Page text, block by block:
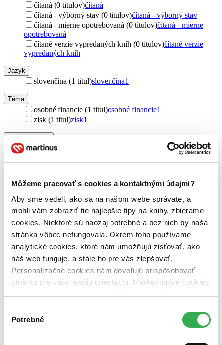
Môžeme pracovať s cookies a kontaktnými údajmi?
Aby sme vedeli, ako sa na našom webe správate, a
mohli vám zobraziť tie najlepšie tipy na knihy, zbierame
cookies. Niektoré sú naozaj potrebné a bez nich by naša
stránka vôbec nefungovala. Okrem toho používame
analytické cookies, ktoré nám umožňujú zisťovať, ako
náš web funguje, a stále ho pre vás zlepšovať.
Personalizačné cookies nám dovoľujú prispôsobovať
stránku pre vašu lepšiu orientáciu. Marketingové cookies
nám pomohlo, keby sme mohli používať všetky tieto
súhlasu
Potrebné
čítaná (0 titulov)čítaná
čítaná - výborný stav (0 titulov)čítaná - výborný stav
čítaná - mierne opotrebovaná (0 titulov)čítaná - mierne
opotrebovaná
čítané verzie vypredaných kníh (0 titulov)čítané verzie
vypredaných kníh
Jazyk
slovenčina (1 titul)slovenčina1
Téma
osobné financie (1 titul)osobné financie1
zisk (1 titul)zisk1
Vydavateľstvo
Motýľ (1 titul)
Väzba
Zoradiť
Bestsellery
Top hodnotené
Novinky
Najdrahšie
Najlacnejšie